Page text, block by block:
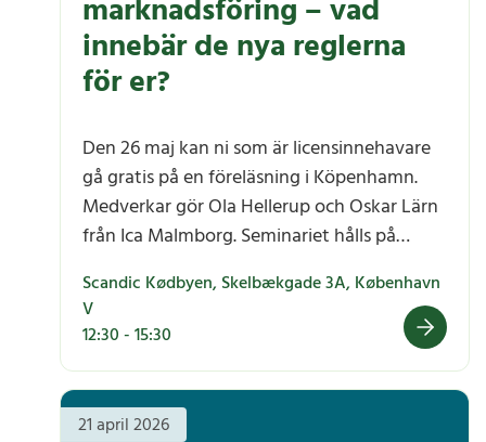
marknadsföring – vad
innebär de nya reglerna
för er?
Den 26 maj kan ni som är licensinnehavare
gå gratis på en föreläsning i Köpenhamn.
Medverkar gör Ola Hellerup och Oskar Lärn
från Ica Malmborg. Seminariet hålls på
talarna.
Scandic Kødbyen, Skelbækgade 3A, København
V
12:30 - 15:30
Framtidens gröna marknadsföring – vad innebär de
21 april 2026